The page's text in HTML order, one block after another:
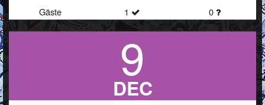
Gäste 1 0
9
DEC